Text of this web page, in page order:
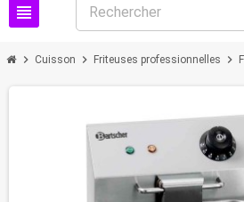
view_headline
chevron_right Cuisson chevron_right Friteuses professionnelles chevron_right